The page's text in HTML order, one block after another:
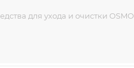
для ухода и очистки OSMO